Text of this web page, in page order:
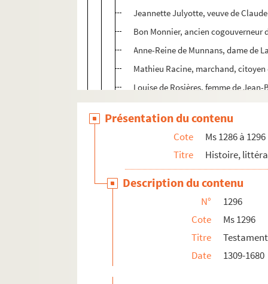
Jeannette Julyotte, veuve de
Bon Monnier, ancien cogouverneur
Anne-Reine de Munnans, dame de
Mathieu Racine, marchand, citoyen
Louise de Rosières, femme de
Julienne de Villers, femme de
Catherine Adeleney, veuve de
Isabeau Brullon, citoyenne de
Claude-Jacques Groz, de Vesoul,
Claude Franchet, seigneur d'Osse,
Antoine Rately, veuve de Philippe
Anne Saillard, femme de Pierre
Bonaventure Tardy, veuve
Pierre Tillard, notaire, citoyen de
Présentation du contenu
Cote
Ms 1286 à 1296
Titre
Histoire,
Description du contenu
N°
1296
Cote
Ms 1296
Titre
Date
1309-1680